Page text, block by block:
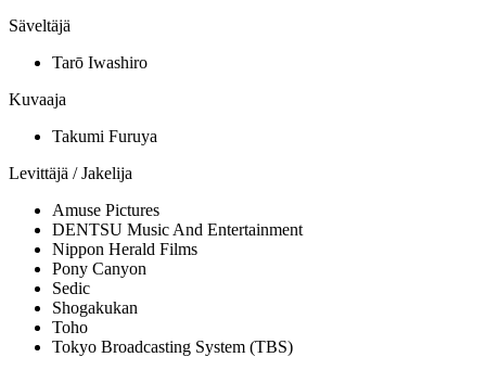
Säveltäjä
Tarō Iwashiro
Kuvaaja
Takumi Furuya
Levittäjä / Jakelija
Amuse Pictures
DENTSU Music And Entertainment
Nippon Herald Films
Pony Canyon
Sedic
Shogakukan
Toho
Tokyo Broadcasting System (TBS)